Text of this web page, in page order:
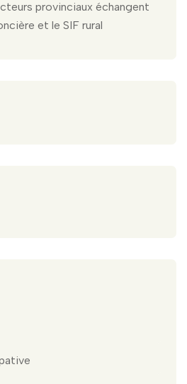
provinciaux échangent
et le SIF rural